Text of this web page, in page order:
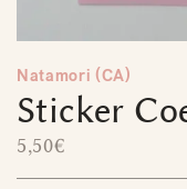
Natamori (CA)
Sticker
5,50€